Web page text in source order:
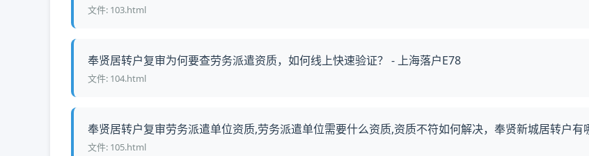
文件: 103.html
奉贤居转户复审为何要查劳务派遣资质，如何线上快速验证？ - 上海落户E78
文件: 104.html
奉贤居转户复审劳务派遣单位资质,劳务派遣单位需要什么资质,资质不符如何解决，奉贤新城居转户有
文件: 105.html